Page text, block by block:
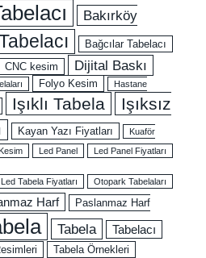
Bakırköy
Bağcılar Tabelacı
CNC kesim Dijital Baskı
Folyo Kesim Hastane
Işıklı Tabela
Işıksız
Kayan Yazı Fiyatları
Kuaför
Led Panel Led Panel Fiyatları
Led Tabela Fiyatları Otopark Tabelaları
Harf Paslanmaz Harf
Tabela Tabelacı
Tabela Örnekleri